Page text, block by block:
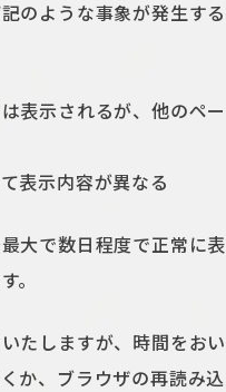
のような事象が発生す
表示されるが、他のペ
表示内容が異なる
大で数日程度で正常に
。
たしますが、時間をお
か、ブラウザの再読み